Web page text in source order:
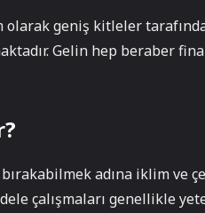
geniş kitleler
Gelin hep beraber
adına iklim ve
çalışmaları genellikle